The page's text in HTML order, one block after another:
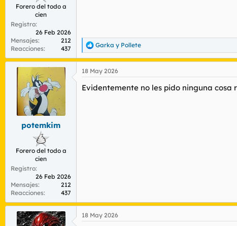
Forero del todo a
cien
Registro
26 Feb 2026
Mensajes
212
Reacciones
437
R
e
a
c
i
Garka y Pollete
potemkim
Forero del todo a
cien
Registro
26 Feb 2026
Mensajes
212
Reacciones
437
18 May 2026
Evidentemente no les pido ninguna cosa
18 May 2026